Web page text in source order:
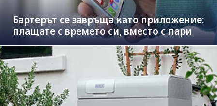
Бартерът се завръща като приложение:
плащате с времето си, вместо с пари